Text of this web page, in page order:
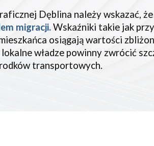
Dęblina należy wskazać,
migracji.Wskaźniki takie jak
osiągają wartości
władze powinny zwrócić
transportowych.